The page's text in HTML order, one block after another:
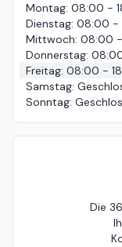
Montag: 08:00 -
Dienstag: 08:00 -
Mittwoch: 08:00 -
Donnerstag:
Freitag: 08:00 -
Samstag:
Sonntag:
Die